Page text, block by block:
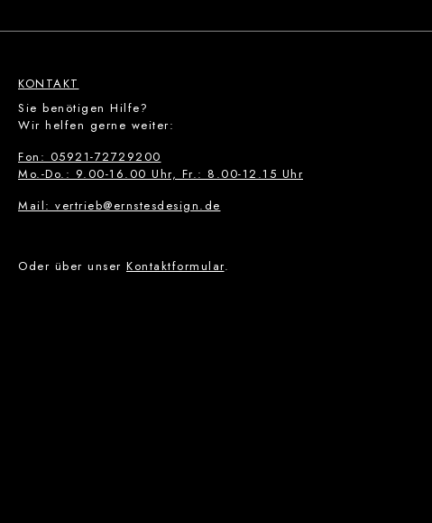
KONTAKT
Sie benötigen Hilfe?
Wir helfen gerne weiter:
Fon: 05921-72729200
Mo.-Do.: 9.00-16.00 Uhr, Fr.: 8.00-12.15 Uhr
Mail: vertrieb@ernstesdesign.de
Oder über unser Kontaktformular.